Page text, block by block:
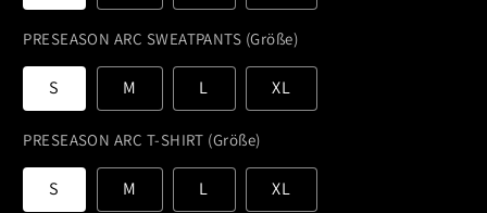
PRESEASON ARC SWEATPANTS (Größe)
S M L XL
PRESEASON ARC T-SHIRT (Größe)
S M L XL